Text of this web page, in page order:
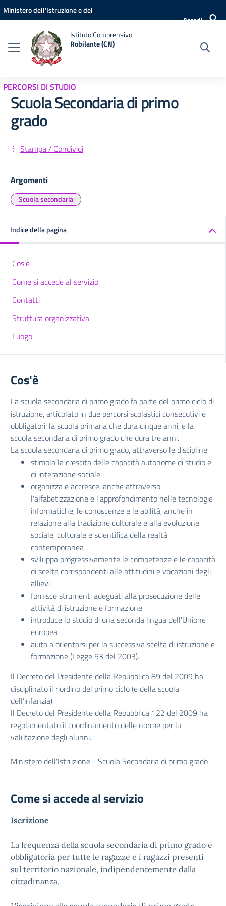
Vai ai contenuti
Vai al menu di navigazione
Vai al footer
Ministero dell'Istruzione e del
Accedi
Istituto Comprensivo
Robilante (CN)
PERCORSI DI STUDIO
Scuola Secondaria di primo
grado
Stampa / Condividi
Argomenti
Scuola secondaria
Indice della pagina
Cos'è
Come si accede al servizio
Contatti
Struttura organizzativa
Luogo
Cos'è
La scuola secondaria di primo grado fa parte del primo ciclo di
istruzione, articolato in due percorsi scolastici consecutivi e
obbligatori: la scuola primaria che dura cinque anni, e la
scuola secondaria di primo grado che dura tre anni.
La scuola secondaria di primo grado, attraverso le discipline,
stimola la crescita delle capacità autonome di studio e
di interazione sociale
organizza e accresce, anche attraverso
l'alfabetizzazione e l'approfondimento nelle tecnologie
informatiche, le conoscenze e le abilità, anche in
relazione alla tradizione culturale e alla evoluzione
sociale, culturale e scientifica della realtà
contemporanea
sviluppa progressivamente le competenze e le capacità
di scelta corrispondenti alle attitudini e vocazioni degli
allievi
fornisce strumenti adeguati alla prosecuzione delle
attività di istruzione e formazione
introduce lo studio di una seconda lingua dell'Unione
europea
aiuta a orientarsi per la successiva scelta di istruzione e
formazione (Legge 53 del 2003).
Il Decreto del Presidente della Repubblica 89 del 2009 ha
disciplinato il riordino del primo ciclo (e della scuola
dell’infanzia).
Il Decreto del Presidente della Repubblica 122 del 2009 ha
regolamentato il coordinamento delle norme per la
valutazione degli alunni.
Ministero dell'Istruzione - Scuola Secondaria di primo grado
Come si accede al servizio
Iscrizione
La frequenza della scuola secondaria di primo grado è
obbligatoria per tutte le ragazze e i ragazzi presenti
sul territorio nazionale, indipendentemente dalla
cittadinanza.